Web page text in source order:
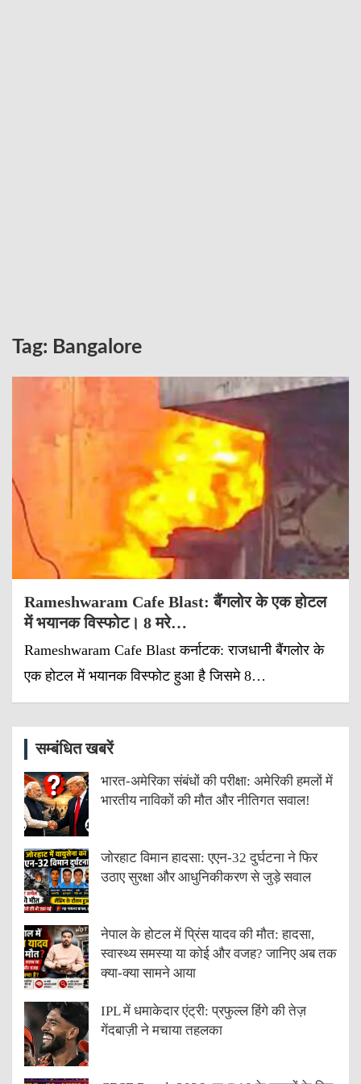
Tag: Bangalore
Rameshwaram Cafe Blast: बैंगलोर के एक होटल
में भयानक विस्फोट। 8 मरे…
Rameshwaram Cafe Blast कर्नाटक: राजधानी बैंगलोर के
एक होटल में भयानक विस्फोट हुआ है जिसमे 8…
सम्बंधित खबरें
भारत-अमेरिका संबंधों की परीक्षा: अमेरिकी हमलों में
भारतीय नाविकों की मौत और नीतिगत सवाल!
जोरहाट विमान हादसा: एएन-32 दुर्घटना ने फिर
उठाए सुरक्षा और आधुनिकीकरण से जुड़े सवाल
नेपाल के होटल में प्रिंस यादव की मौत: हादसा,
स्वास्थ्य समस्या या कोई और वजह? जानिए अब तक
क्या-क्या सामने आया
IPL में धमाकेदार एंट्री: प्रफुल्ल हिंगे की तेज़
गेंदबाज़ी ने मचाया तहलका